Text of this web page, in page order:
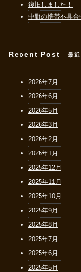
復旧しました！
中野の携帯不具合
Recent Post 最
2026年7月
2026年6月
2026年5月
2026年3月
2026年2月
2026年1月
2025年12月
2025年11月
2025年10月
2025年9月
2025年8月
2025年7月
2025年6月
2025年5月